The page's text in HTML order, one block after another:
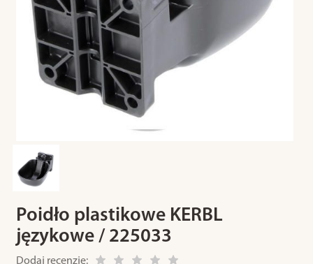
Poidło plastikowe KERBL
językowe / 225033
Dodaj recenzję: